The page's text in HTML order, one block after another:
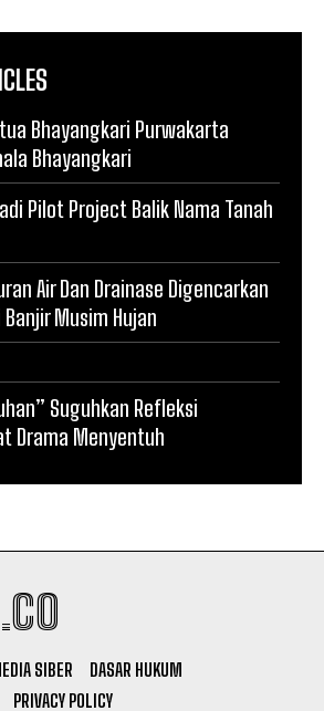
Bhayangkari Purwakarta
Bhayangkari
Pilot Project Balik Nama Tanah
Air Dan Drainase Digencarkan
Musim Hujan
Suguhkan Refleksi
Drama Menyentuh
SIBER
DASAR HUKUM
PRIVACY POLICY